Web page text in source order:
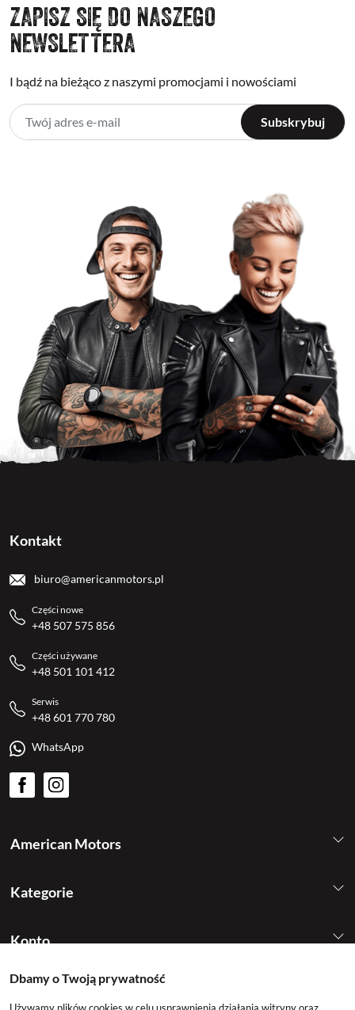
ZAPISZ SIĘ DO NASZEGO
NEWSLETTERA
I bądź na bieżąco z naszymi promocjami i nowościami
American Motors
Kategorie
Konto
Kontakt
biuro@americanmotors.pl
Części nowe
+48 507 575 856
Części używane
+48 501 101 412
Serwis
+48 601 770 780
WhatsApp
Dbamy o Twoją prywatność
Używamy plików cookies w celu usprawnienia działania witryny oraz